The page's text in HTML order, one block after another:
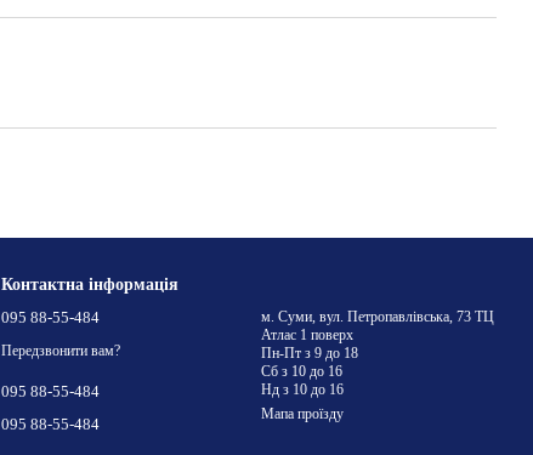
Контактна інформація
095 88-55-484
Передзвонити вам?
095 88-55-484
095 88-55-484
м. Суми, вул. Петропавлівська, 73 ТЦ
Атлас 1 поверх
Пн-Пт з 9 до 18
Сб з 10 до 16
Нд з 10 до 16
Мапа проїзду